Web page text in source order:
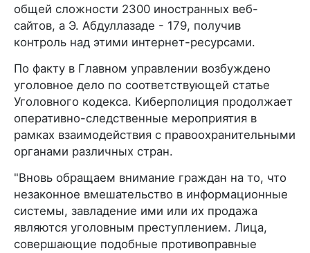
общей сложности 2300 иностранных веб-
сайтов, а Э. Абдуллазаде - 179, получив
контроль над этими интернет-ресурсами.
По факту в Главном управлении возбуждено
уголовное дело по соответствующей статье
Уголовного кодекса. Киберполиция продолжает
оперативно-следственные мероприятия в
рамках взаимодействия с правоохранительными
органами различных стран.
"Вновь обращаем внимание граждан на то, что
незаконное вмешательство в информационные
системы, завладение ими или их продажа
являются уголовным преступлением. Лица,
совершающие подобные противоправные